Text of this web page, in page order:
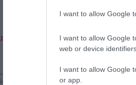
I want to allow Google
I want to allow Google
web or device
I want to allow Google
or app.
a 95-ös benzinnél 595, a gázolajnál
tankolás